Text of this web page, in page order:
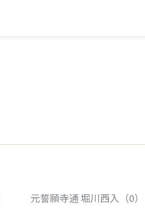
元誓願寺通 堀川西入（0）